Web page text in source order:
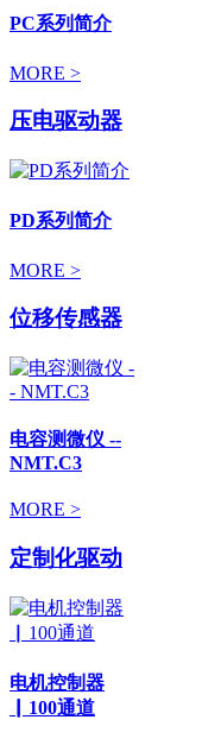
PC系列简介
MORE >
压电驱动器
PD系列简介
MORE >
位移传感器
电容测微仪 --
NMT.C3
MORE >
定制化驱动
电机控制器
▏100通道